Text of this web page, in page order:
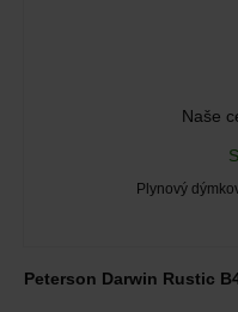
Naše
Plynový
Peterson Darwin Rustic